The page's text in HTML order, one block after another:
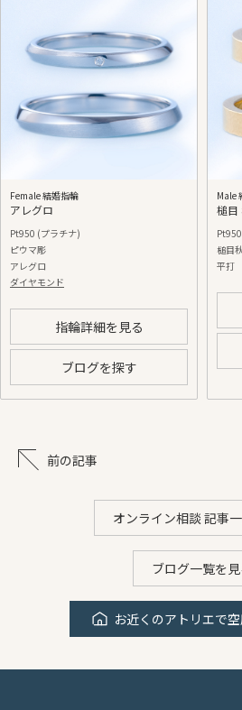
Female 結婚指輪
アレグロ
Pt950 (プラチナ)
ピウマ彫
アレグロ
ダイヤモンド
指輪詳細を見る
ブログを探す
Male
槌目
槌目秋
平打
前の記事
オンライン相談 記事
ブログ一覧を見
お近くのアトリエで